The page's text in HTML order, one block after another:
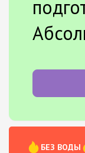
БЕЗ ВОДЫ